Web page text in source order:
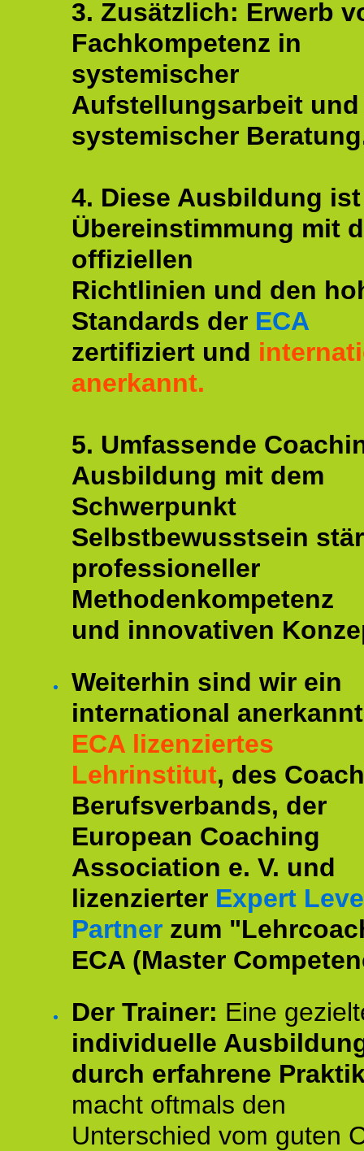
3. Zusätzlich: Erwerb
Fachkompetenz in
systemischer
Aufstellungsarbeit und
systemischer
4. Diese Ausbildung
Übereinstimmung mit
offiziellen
Richtlinien und den
Standards der ECA
zertifiziert und
anerkannt.
5. Umfassende
Ausbildung mit dem
Schwerpunkt
Selbstbewusstsein
professioneller
Methodenkompetenz
und innovativen
Weiterhin sind wir ein
international
ECA lizenziertes
Lehrinstitut, des
Berufsverbands, der
European Coaching
Association e. V. und
lizenzierter Expert
Partner zum
ECA (Master
Der Trainer: Eine
individuelle
durch erfahrene
macht oftmals den
Unterschied vom guten